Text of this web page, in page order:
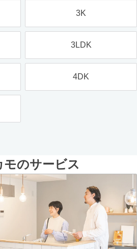
3K
3LDK
4DK
モのサービス